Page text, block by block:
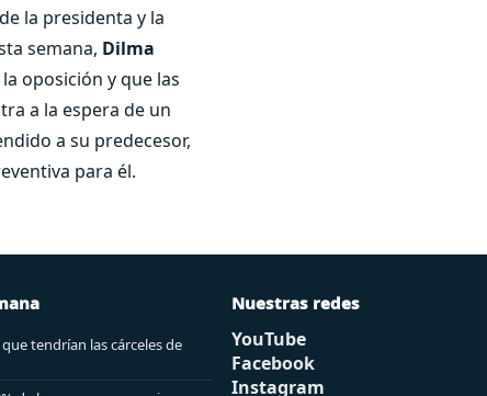
la presidenta y la
semana, Dilma
oposición y que las
a la espera de un
a su predecesor,
para él.
tendrían las cárceles de
Nuestras redes
YouTube
Facebook
Instagram